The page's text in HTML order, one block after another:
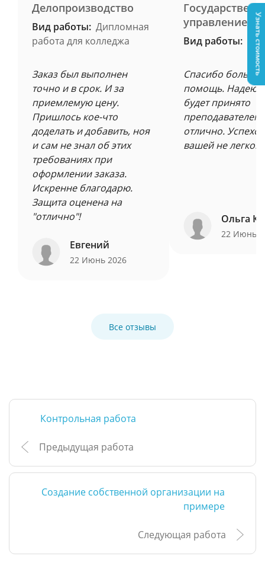
Делопроизводство
Вид работы: Дипломная
работа для колледжа
Заказ был выполнен
точно и в срок. И за
приемлемую цену.
Пришлось кое-что
доделать и добавить, ноя
и сам не знал об этих
требованиях при
оформлении заказа.
Искренне благодарю.
Защита оценена на
"отлично"!
Евгений
22 Июнь 2026
управление
Вид работы:
Спасибо
помощь.
будет принято
преподавателем
отлично.
вашей не легкой
Ольга
22 Июнь
Все отзывы
Контрольная работа
Предыдущая работа
Создание собственной организации на
примере
Следующая работа
Узнать стоимость